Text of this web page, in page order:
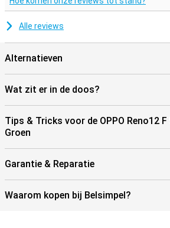
Alle reviews
Alternatieven
Wat zit er in de doos?
Tips & Tricks voor de OPPO Reno12 F
Groen
Garantie & Reparatie
Waarom kopen bij Belsimpel?